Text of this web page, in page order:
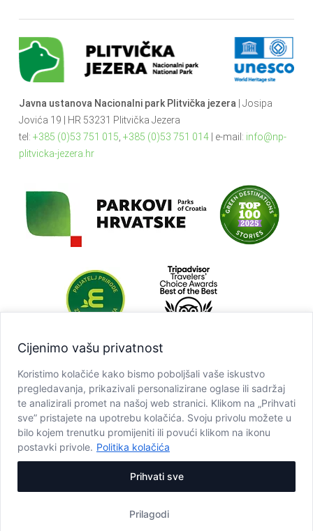
Cijenimo vašu privatnost
Koristimo kolačiće kako bismo poboljšali vaše iskustvo
pregledavanja, prikazivali personalizirane oglase ili sadržaj
te analizirali promet na našoj web stranici. Klikom na „Prihvati
sve” pristajete na upotrebu kolačića. Svoju privolu možete u
bilo kojem trenutku promijeniti ili povući klikom na ikonu
postavki privole. Politika kolačića
Prilagodi
Prihvati sve
Javna ustanova Nacionalni park Plitvička jezera| Josipa
Jovića 19 | HR 53231 Plitvička Jezera
tel: +385 (0)53 751 015, +385 (0)53 751 014| e-mail: info@np-
plitvicka-jezera.hr
Copyright © JU NP Plitvička jezera, 2025.